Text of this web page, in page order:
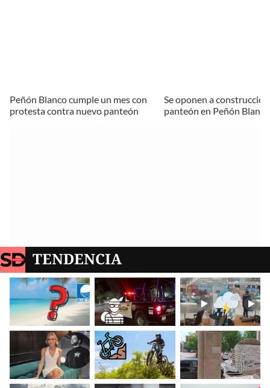
Peñón Blanco cumple un mes con
protesta contra nuevo panteón
Se oponen a
panteón en Peñón Blanco
TENDENCIA